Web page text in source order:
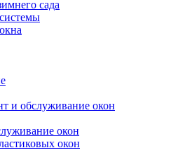
сада
и обслуживание окон
окон
окон